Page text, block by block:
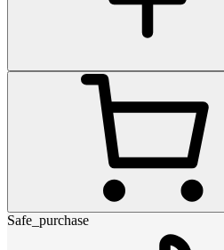
Safe_purchase